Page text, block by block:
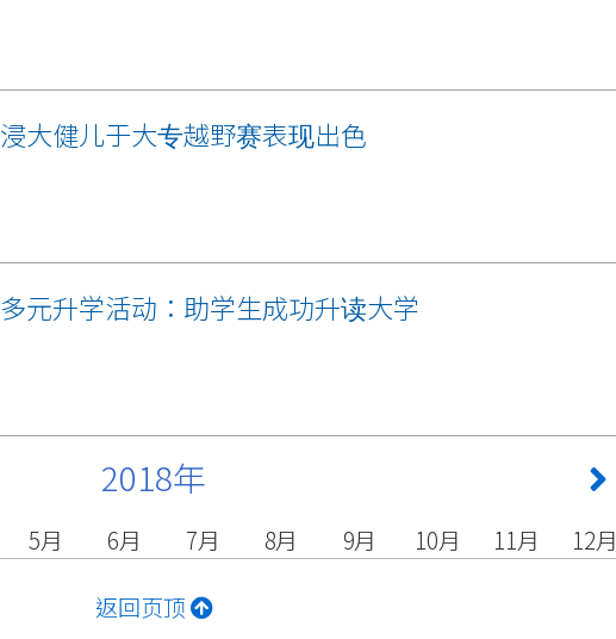
浸大健儿于大专越野赛表现出色
多元升学活动：助学生成功升读大学
2018年
5月 6月 7月 8月 9月 10月 11月 12月
返回页顶